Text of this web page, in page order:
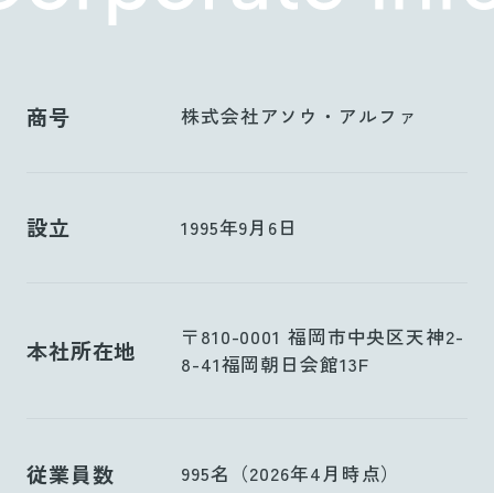
商号 株式会社アソウ・アルファ
設立 1995年9月6日
本社所在地
〒810-0001 福岡市中央区天神2-
8-41福岡朝日会館13F
従業員数 995名（2026年4月時点）